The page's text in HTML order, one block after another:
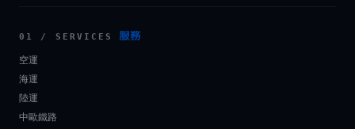
01 / SERVICES 服務
空運
海運
陸運
中歐鐵路